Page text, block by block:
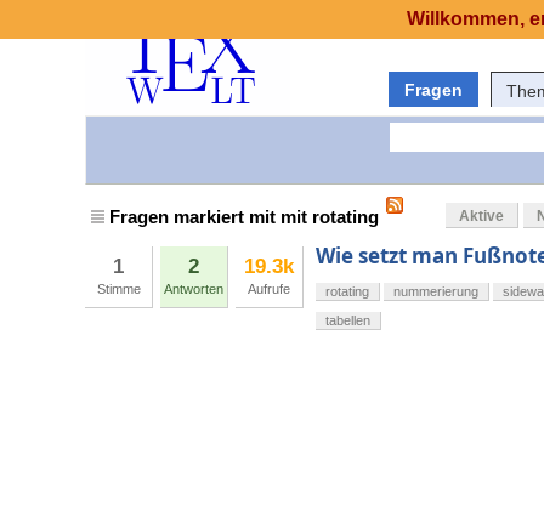
Fragen
Fragen markiert mit mit rotating Aktive
1
Stimme
2
Antworten
19.3k
Aufrufe
Wie setzt man
rotating nummerierung
tabellen
Willkommen,